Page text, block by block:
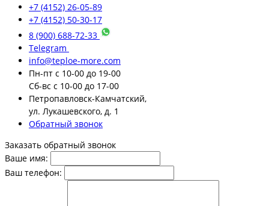
+7 (4152) 26-05-89
+7 (4152) 50-30-17
8 (900) 688-72-33
Telegram
info@teploe-more.com
Пн-пт с 10-00 до 19-00
Сб-вс с 10-00 до 17-00
Петропавловск-Камчатский,
ул. Лукашевского, д. 1
Обратный звонок
Заказать обратный звонок
Ваше имя:
Ваш телефон: